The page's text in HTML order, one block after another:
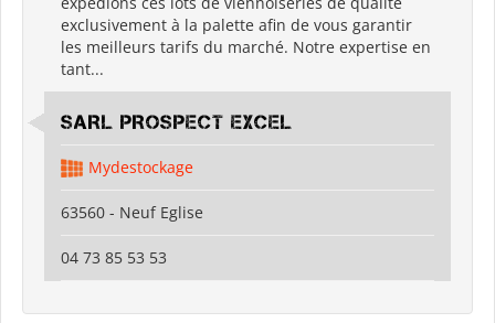
exclusivement à la palette afin de vous garantir
les meilleurs tarifs du marché. Notre expertise en
tant...
SARL PROSPECT EXCEL
Mydestockage
63560 - Neuf Eglise
04 73 85 53 53